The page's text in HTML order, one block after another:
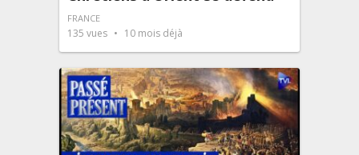
FRANCE
135 vues 10 mois déjà